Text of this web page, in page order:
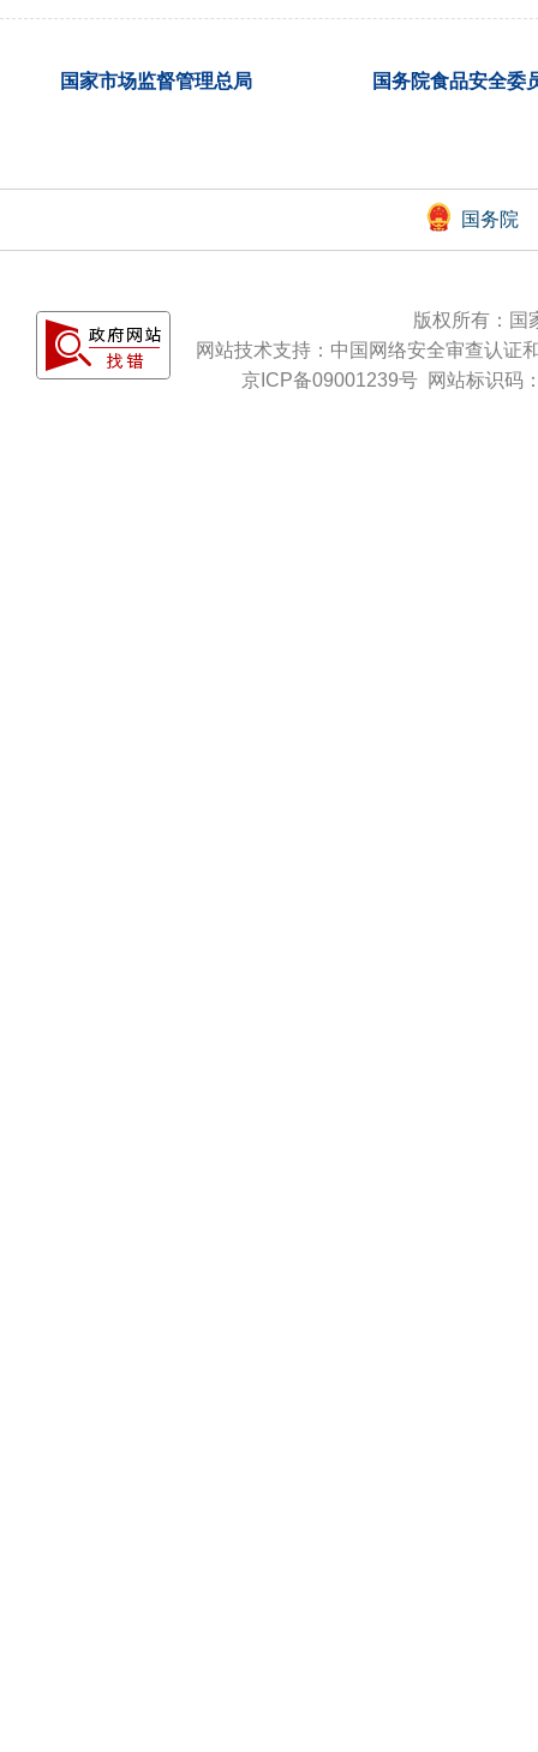
国家市场监督管理总局 国务院食品安全委
国务院
版权所有：
网站技术支持： 中国网络安全审查认证
京ICP备09001239号网站标识码